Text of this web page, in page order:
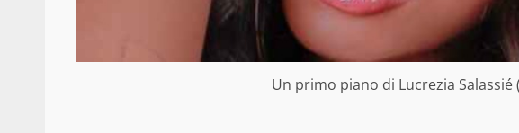
Un primo piano di Lucrezia Salassié